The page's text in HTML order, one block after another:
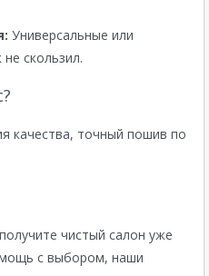
Универсальные или
скользил.
качества, точный пошив по
чистый салон уже
с выбором, наши